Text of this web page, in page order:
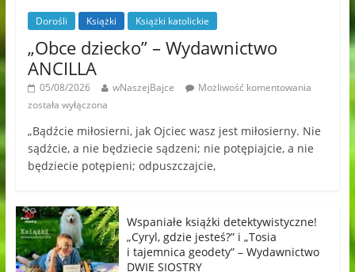
Dorośli Książki Książki katolickie
„Obce dziecko” – Wydawnictwo
ANCILLA
05/08/2026 wNaszejBajce
Możliwość komentowania
została wyłączona
„Bądźcie miłosierni, jak Ojciec wasz jest miłosierny. Nie
sądźcie, a nie będziecie sądzeni; nie potępiajcie, a nie
będziecie potępieni; odpuszczajcie,
Wspaniałe książki detektywistyczne!
„Cyryl, gdzie jesteś?” i „Tosia
i tajemnica geodety” – Wydawnictwo
DWIE SIOSTRY